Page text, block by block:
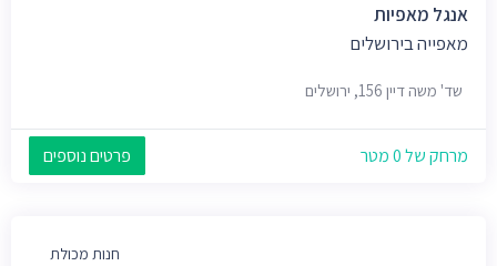
אנגל מאפיות
מאפייה בירושלים
שד' משה דיין 156, ירושלים
מרחק של 0 מטר פרטים נוספים
חנות מכולת